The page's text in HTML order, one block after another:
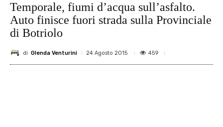
Temporale, fiumi d’acqua sull’asfalto.
Auto finisce fuori strada sulla Provinciale
di Botriolo
di Glenda Venturini 24 Agosto 2015 459